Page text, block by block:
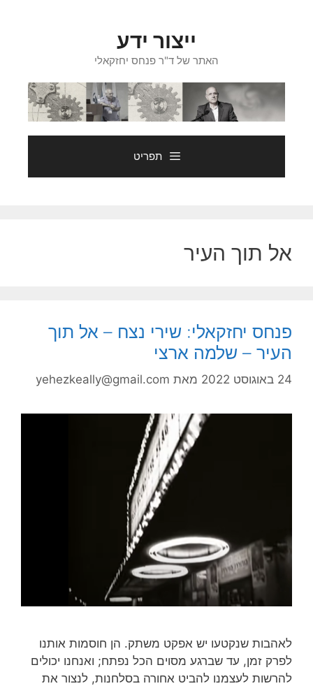
ייצור ידע
האתר של ד"ר פנחס יחזקאלי
תפריט
אל תוך העיר
פנחס יחזקאלי: שירי נצח – אל תוך
העיר – שלמה ארצי
24 באוגוסט 2022 מאת yehezkeally@gmail.com
לאהבות שנקטעו יש אפקט משתק. הן חוסמות אותנו
לפרק זמן, עד שברגע מסוים הכל נפתח; ואנחנו יכולים
להרשות לעצמנו להביט אחורה בסלחנות, לנצור את